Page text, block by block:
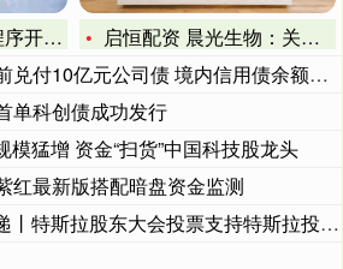
家做的好？
启恒配资 晨光生物：关于股东部分股份解除质押的公告
付10亿元公司债 境内信用债余额降至3
单科创债成功发行
猛增 资金“扫货”中国科技股龙头
红最新版搭配暗盘资金监测
特斯拉股东大会投票支持特斯拉投资xA